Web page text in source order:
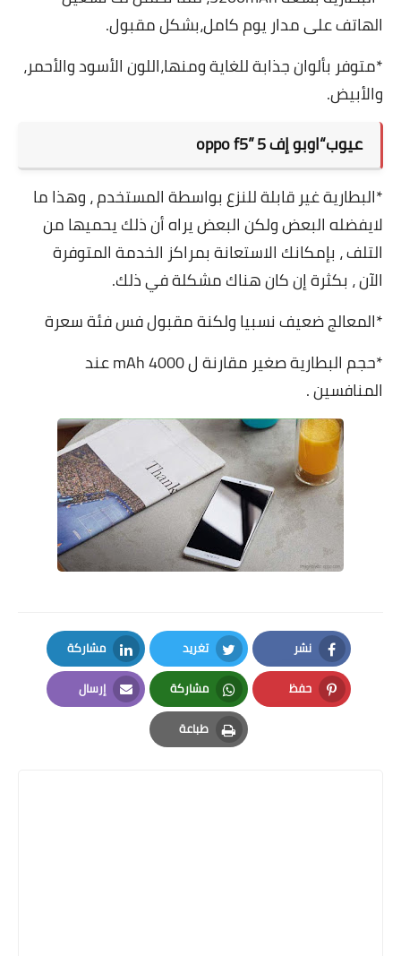
الھاتف على مدار يوم كامل،بشكل مقبول.
*متوفر بألوان جذابة للغاية ومنھا،اللون الأسود والأحمر،
والأبيض.
عيوب“اوبو إف 5 ”oppo f5
*البطارية غير قابلة للنزع بواسطة المستخدم ، وھذا ما
لايفضله البعض ولكن البعض يراه أن ذلك يحميھا من
التلف ، بإمكانك الاستعانة بمراكز الخدمة المتوفرة
الآن ، بكثرة إن كان ھناك مشكلة في ذلك.
*المعالج ضعيف نسبيا ولكنة مقبول فس فئة سعرة
*حجم البطارية صغير مقارنة ل 4000
mAhعند
المنافسين .
نشر
Facebook
تغريد
Twitter
مشاركة
LinkedIn
حفظ
Pinterest
مشاركة
Whatsapp
إرسال
Email
طباعة
Print